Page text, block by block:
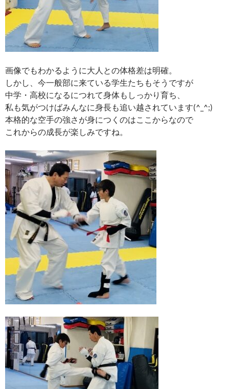
画像でもわかるように大人との体格差は明確。
しかし、今一般部に来ている学生たちもそうですが
中学・高校になるにつれて身体もしっかり育ち、
私も気がつけばみんなに身長も追い越されています(^_^;)
本格的な空手の強さが身につくのはここからなので
これからの成長が楽しみですね。